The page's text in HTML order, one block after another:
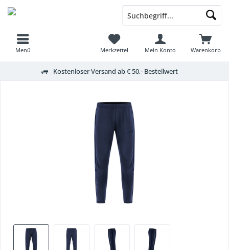
Menü Warenkorb
Merkzettel Mein Konto
Kostenloser Versand ab € 50,- Bestellwert